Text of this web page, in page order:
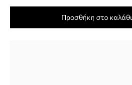
Προσθήκη στο καλάθι